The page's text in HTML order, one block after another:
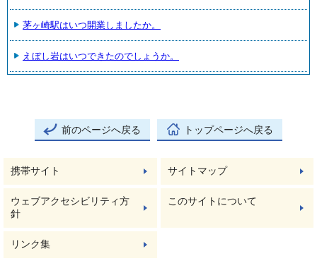
茅ヶ崎駅はいつ開業しましたか。
えぼし岩はいつできたのでしょうか。
前のページへ戻る トップページへ戻る
携帯サイト サイトマップ
ウェブアクセシビリティ方
針
このサイトについて
リンク集